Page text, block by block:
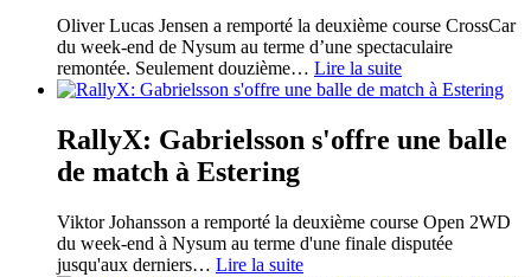
Oliver Lucas Jensen a remporté la deuxième course CrossCar
du week-end de Nysum au terme d’une spectaculaire
remontée. Seulement douzième… Lire la suite
RallyX: Gabrielsson s'offre une balle
de match à Estering
Viktor Johansson a remporté la deuxième course Open 2WD
du week-end à Nysum au terme d'une finale disputée
jusqu'aux derniers… Lire la suite